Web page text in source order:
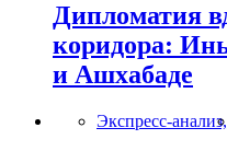
Дипломатия
коридора:
и Ашхабаде
Экспресс-анализ,